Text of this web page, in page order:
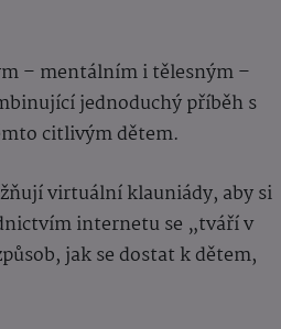
– mentálním i tělesným –
jednoduchý příběh s
citlivým dětem.
virtuální klauniády, aby si
internetu se „tváří v
jak se dostat k dětem,